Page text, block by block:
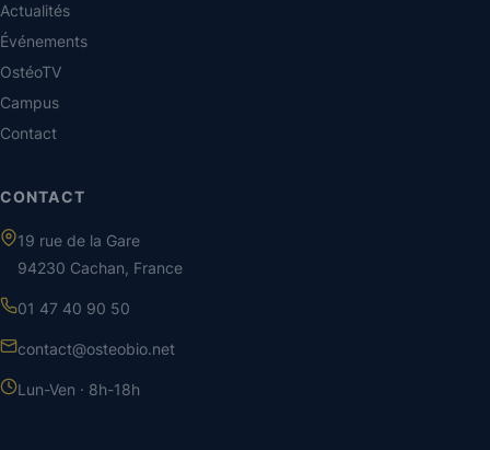
Actualités
Événements
OstéoTV
Campus
Contact
CONTACT
19 rue de la Gare
94230 Cachan, France
01 47 40 90 50
contact@osteobio.net
Lun-Ven · 8h-18h